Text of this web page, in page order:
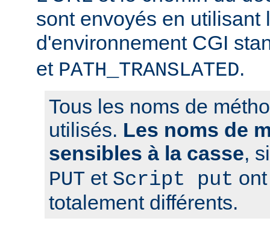
sont envoyés en utilisant
d'environnement CGI
et PATH_TRANSLATED.
Tous les noms de
utilisés. Les noms de
sensibles à la casse,
PUT et Script put
totalement différents.